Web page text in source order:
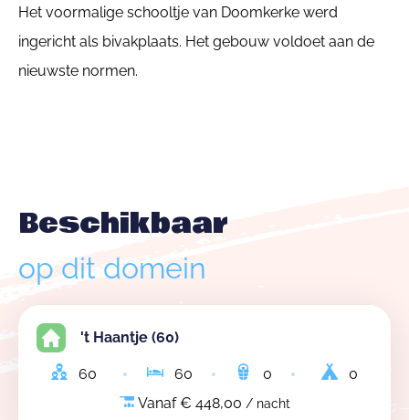
Het voormalige schooltje van Doomkerke werd
ingericht als bivakplaats. Het gebouw voldoet aan de
nieuwste normen.
Beschikbaar
op dit domein
't Haantje (60)
60 60 0
0
Vanaf € 448,00 / nacht